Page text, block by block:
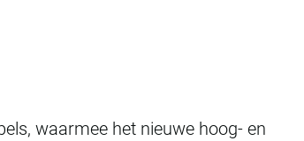
waarmee het nieuwe hoog- en